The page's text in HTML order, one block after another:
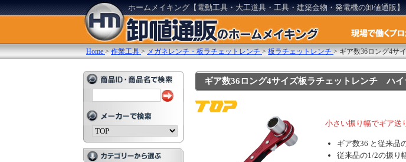
ホームメイキング【電動工具・大工道具・工具・建築金物・発電機の卸値通販】
Home >作業工具 >メガネレンチ・板ラチェットレンチ >板ラチェットレンチ >ギア数36ロング4サ
ギア数36ロング4サイズ板ラチェットレンチ ハ
小さい振り幅でギア送
ギア数36 と従来品
従来品の1/2の振り